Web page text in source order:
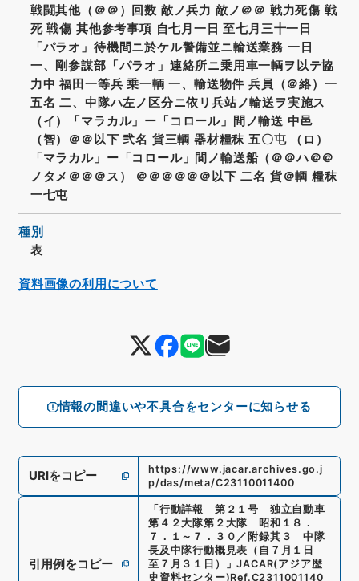
情報の間違いや不具合をセンターに知らせる
戦闘其他（＠＠）回数 敵ノ兵力 敵ノ＠＠ 戦力死傷 戦
死 戦傷 其他参考事項 自七月一日 至七月三十一日
「パラオ」待機間ニ於ケル警備並ニ輸送業務 一日
一、剛参謀部「パラオ」連絡所ニ乗用車一輌ヲ以テ協
力中 福田一等兵 乗一輌 一、輸送物件 兵員（＠絡）一
五名 二、中隊ハ左ノ区分ニ依リ兵站ノ輸送ヲ実施ス
（イ）「マラカル」ー「コロール」間ノ輸送 中邑
（智）＠＠以下 弐名 貨三輌 器材糧秣 五〇屯 （ロ）
「マラカル」ー「コロール」間ノ輸送船（＠＠ハ＠＠
ノタメ＠＠＠ス） ＠＠＠＠＠＠以下 二名 貨＠輌 糧秣
一七屯
種別
表
URIをコピー
https://www.jacar.archives.go.j
p/das/meta/C23110011400
引用例をコピー
「 行動詳報 第２１号 独立自動車
第４２大隊第２大隊 昭和１８．
７．１～７．３０／附録其３ 中隊
長及中隊行動概見表（自７月１日
至７月３１日）
」JACAR(アジア歴
史資料センター)Ref.C2311001140
資料画像の利用について